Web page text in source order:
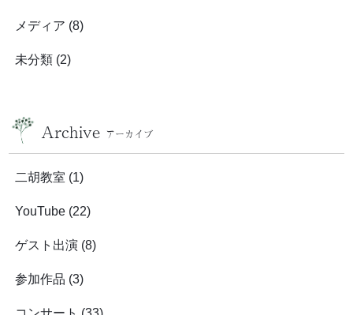
メディア (8)
未分類 (2)
Archive アーカイブ
二胡教室 (1)
YouTube (22)
ゲスト出演 (8)
参加作品 (3)